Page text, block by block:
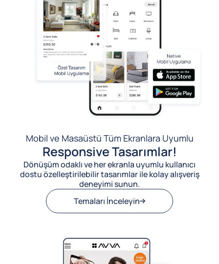
Mobil ve Masaüstü Tüm Ekranlara Uyumlu
Responsive Tasarımlar!
Dönüşüm odaklı ve her ekranla uyumlu kullanıcı
dostu özelleştirilebilir tasarımlar ile kolay alışveriş
deneyimi sunun.
Temaları İnceleyin